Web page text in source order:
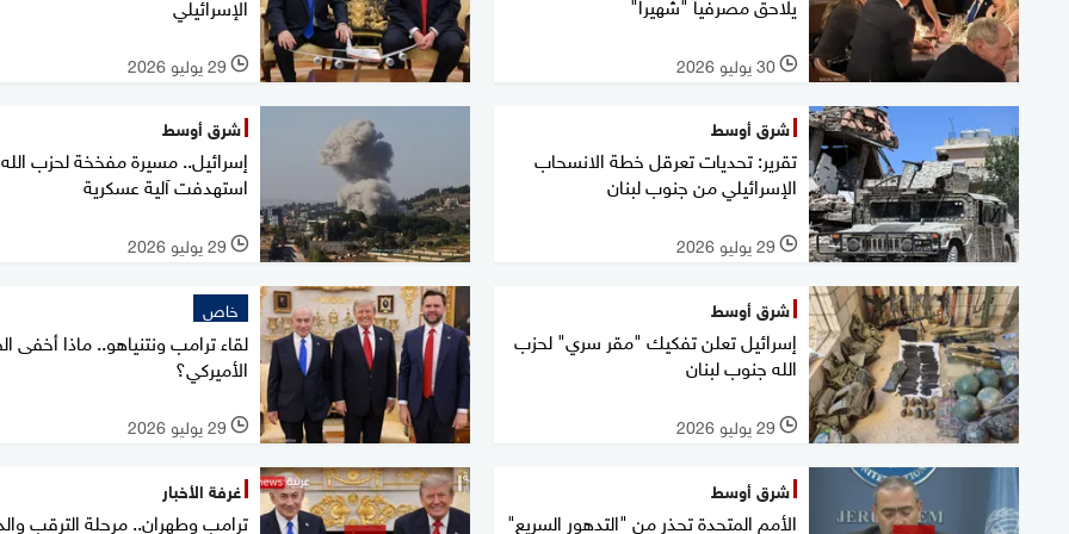
l 30 يوليو 2026 l 29 يوليو 2026
شرق أوسط
تقرير: تحديات تعرقل خطة الانسحاب
الإسرائيلي من جنوب لبنان
l 29 يوليو 2026
شرق أوسط
إسرائيل.. مسيرة مفخخة لحزب الله
استهدفت آلية عسكرية
l 29 يوليو 2026
شرق أوسط
إسرائيل تعلن تفكيك "مقر سري" لحزب
الله جنوب لبنان
l 29 يوليو 2026
خاص
لقاء ترامب ونتنياهو.. ماذا
الأميركي؟
l 29 يوليو 2026
شرق أوسط
الأمم المتحدة تحذر من "التدهور السريع"
غرفة الأخبار
ترامب وطهران.. مرحلة الترقب